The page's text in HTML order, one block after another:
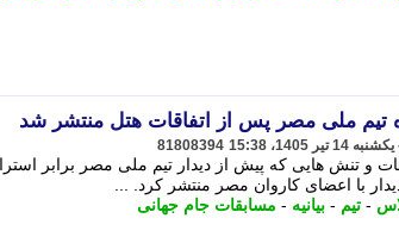
تیم ملی مصر پس از اتفاقات هتل منتشر شد
81808394
و تنش هایی که پیش از دیدار تیم ملی مصر برابر
با اعضای کاروان مصر منتشر کرد. ...
- تیم - بیانیه - مسابقات جام جهانی